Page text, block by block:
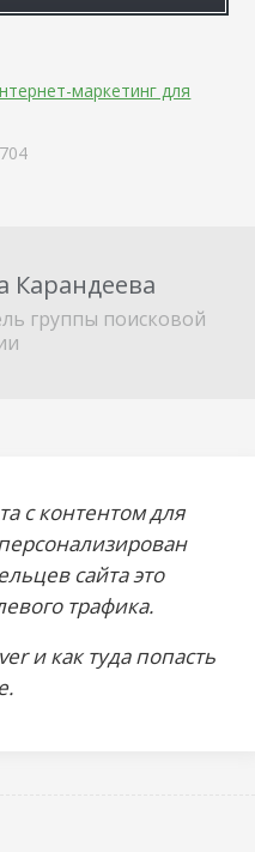
маркетинг для
Карандеева
группы поисковой
с контентом для
сайта это
трафика.
и как туда попасть